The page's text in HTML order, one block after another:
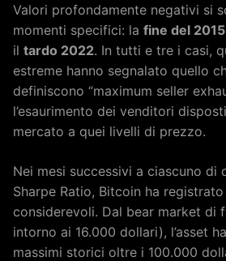
Valori profondamente negativi si
momenti specifici: la fine del 2015
il tardo 2022. In tutti e tre i casi,
estreme hanno segnalato quello
definiscono “maximum seller
l’esaurimento dei venditori
mercato a quei livelli di prezzo.
Nei mesi successivi a ciascuno di
Sharpe Ratio, Bitcoin ha
considerevoli. Dal bear market di
intorno ai 16.000 dollari), l’asset
massimi storici oltre i 100.000